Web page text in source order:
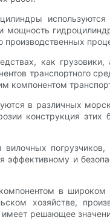
как
транспортного
компонентом
в различных
конструкция
вилочных
эффективному и
в
хозяйстве,
решающее